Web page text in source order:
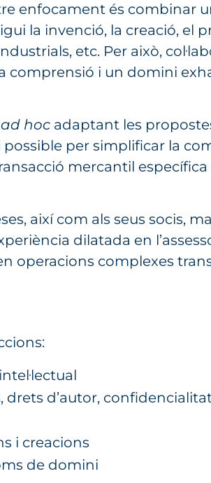
enfocament és combinar
la invenció, la creació, el
etc. Per això,
comprensió i un domini
ad hoc adaptant les
per simplificar la
mercantil
així com als seus socis,
dilatada en
operacions complexes
drets d’autor,
i creacions
de domini